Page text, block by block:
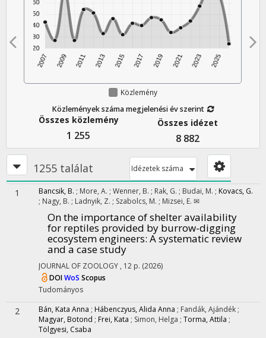
Közlemény
Közlemények száma megjelenési év szerint
Összes közlemény
1 255
Összes idézet
8 882
1255 találat Idézetek száma
1 Bancsik, B. ; More, A. ; Wenner, B. ; Rak, G. ; Budai, M. ; Kovacs, G.
; Nagy, B. ; Ladnyik, Z. ; Szabolcs, M. ; Mizsei, E. ✉
On the importance of shelter availability
for reptiles provided by burrow-digging
ecosystem engineers: A systematic review
and a case study
JOURNAL OF ZOOLOGY , 12 p. (2026)
DOIWoS Scopus
Tudományos
2 Bán, Kata Anna ; Hábenczyus, Alida Anna ; Fandák, Ajándék ;
Magyar, Botond ; Frei, Kata ; Simon, Helga ; Torma, Attila ;
Tölgyesi, Csaba